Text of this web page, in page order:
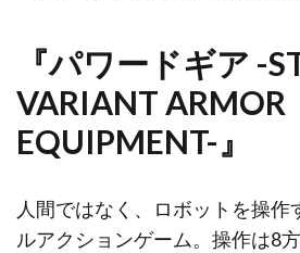
『パワードギア -
VARIANT ARMOR
EQUIPMENT-』
人間ではなく、ロボットを操作
ルアクションゲーム。操作は8